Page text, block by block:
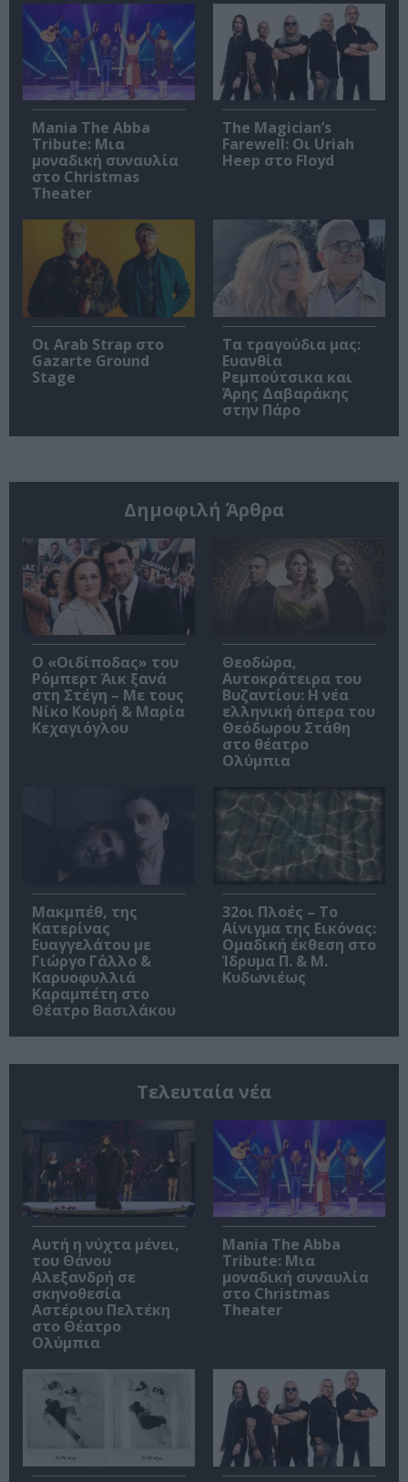
Mania The Abba
Tribute: Μια
μοναδική συναυλία
στο Christmas
Theater
The Magician’s
Farewell: Οι Uriah
Heep στο Floyd
Οι Arab Strap στο
Gazarte Ground
Stage
Τα τραγούδια μας:
Ευανθία
Ρεμπούτσικα και
Άρης Δαβαράκης
στην Πάρο
Δημοφιλή Άρθρα
O «Οιδίποδας» του
Ρόμπερτ Άικ ξανά
στη Στέγη – Με τους
Νίκο Κουρή & Μαρία
Κεχαγιόγλου
Θεοδώρα,
Αυτοκράτειρα του
Βυζαντίου: Η νέα
ελληνική όπερα του
Θεόδωρου Στάθη
στο θέατρο
Ολύμπια
Μακμπέθ, της
Κατερίνας
Ευαγγελάτου με
Γιώργο Γάλλο &
Καρυοφυλλιά
Καραμπέτη στο
Θέατρο Βασιλάκου
32οι Πλοές – Το
Αίνιγμα της Εικόνας:
Ομαδική έκθεση στο
Ίδρυμα Π. & Μ.
Κυδωνιέως
Τελευταία νέα
Αυτή η νύχτα μένει,
του Θάνου
Αλεξανδρή σε
σκηνοθεσία
Αστέριου Πελτέκη
στο Θέατρο
Ολύμπια
Mania The Abba
Tribute: Μια
μοναδική συναυλία
στο Christmas
Theater